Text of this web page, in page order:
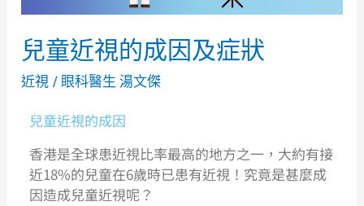
兒童近視的成因及症狀
近視 / 眼科醫生 湯文傑
兒童近視的成因
香港是全球患近視比率最高的地方之一，大約有接
近18%的兒童在6歲時已患有近視！ 究竟是甚麼成
因造成兒童近視呢？